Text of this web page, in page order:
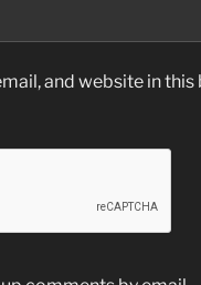
and website in